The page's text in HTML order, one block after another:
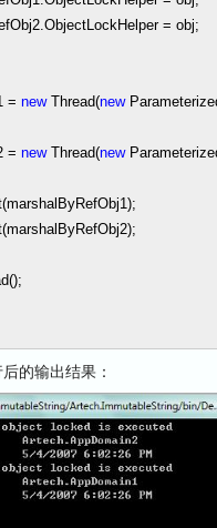
= obj;
= newThread(new
= newThread(new
的输出结果：